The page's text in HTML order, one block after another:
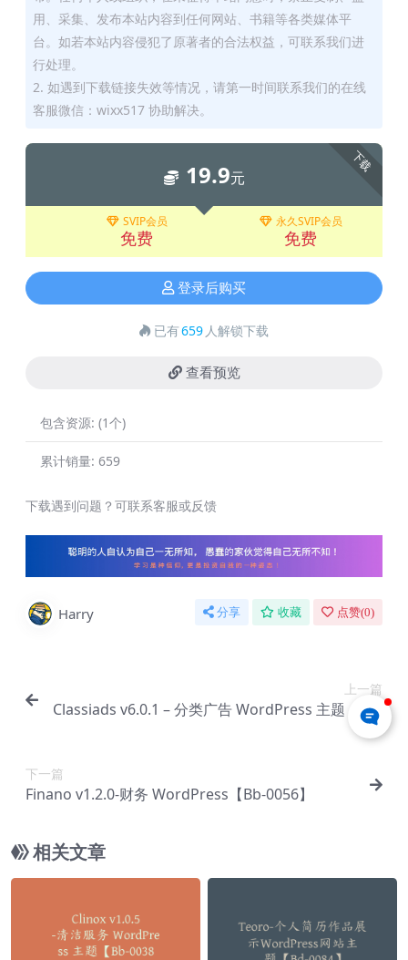
用、采集、发布本站内容到任何网站、书籍等各类媒体平
台。如若本站内容侵犯了原著者的合法权益，可联系我们进
行处理。
2. 如遇到下载链接失效等情况，请第一时间联系我们的在线
客服微信：wixx517 协助解决。
下载
19.9元
SVIP会员
免费
永久SVIP会员
免费
登录后购买
已有659 人解锁下载
查看预览
包含资源: (1个)
累计销量: 659
下载遇到问题？可联系客服或反馈
Harry 分享 收藏 点赞(0)
上一篇
Classiads v6.0.1 – 分类广告 WordPress 主题【Bg-
0020】
下一篇
Finano v1.2.0-财务 WordPress【Bb-0056】
相关文章